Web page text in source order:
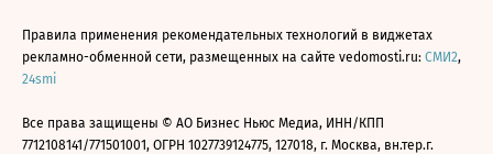
Правила применения рекомендательных технологий в виджетах
рекламно-обменной сети, размещенных на сайте vedomosti.ru: СМИ2,
24smi
Все права защищены © АО Бизнес Ньюс Медиа, ИНН/КПП
7712108141/771501001, ОГРН 1027739124775, 127018, г. Москва, вн.тер.г.